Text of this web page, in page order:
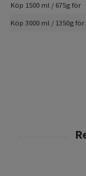
Köp 1500 ml / 675g för
Köp 3000 ml / 1350g för